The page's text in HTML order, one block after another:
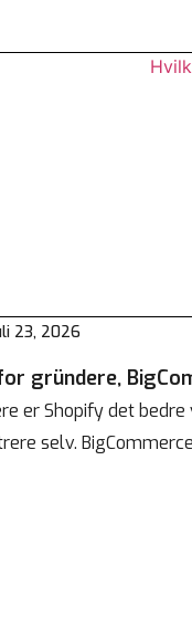
23, 2026
gründere,
er Shopify det
selv.